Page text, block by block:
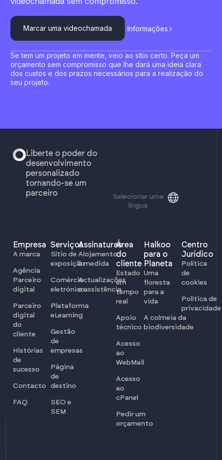
Marcar uma videochamada Informações
Se tem um projeto em mente, veio ao sítio certo. Peça um
orçamento sem compromisso que lhe dará uma ideia clara
dos custos e dos prazos necessários para a realização do
seu projeto.
Liberte o poder do
desenvolvimento
personalizado
tornando-se um
parceiro
Selecionar uma
língua
Empresa
A marca
Agência
Parceiro
digital
Parceiro
digital
do
cliente
Histórias
de
sucesso
Contacto
FAQ
Serviços
Sítio de
exposição
Comércio
eletrónico
Plataforma
eLearning
Gestão
de
empresas
Página
de
destino
SEO e
SEM
Assinaturas
Alojamento
à medida
Actualizações
e assistência
Área
do
cliente
Estado
em
tempo
real
Apoio
técnico
Acesso
ao
WebMail
Acesso
ao
cPanel
Pedir um
orçamento
Halkoo
para o
Planeta
Uma
floresta
para a
vida
A colmeia da
biodiversidade
Centro
Jurídico
Política
de
cookies
Política de
privacidade